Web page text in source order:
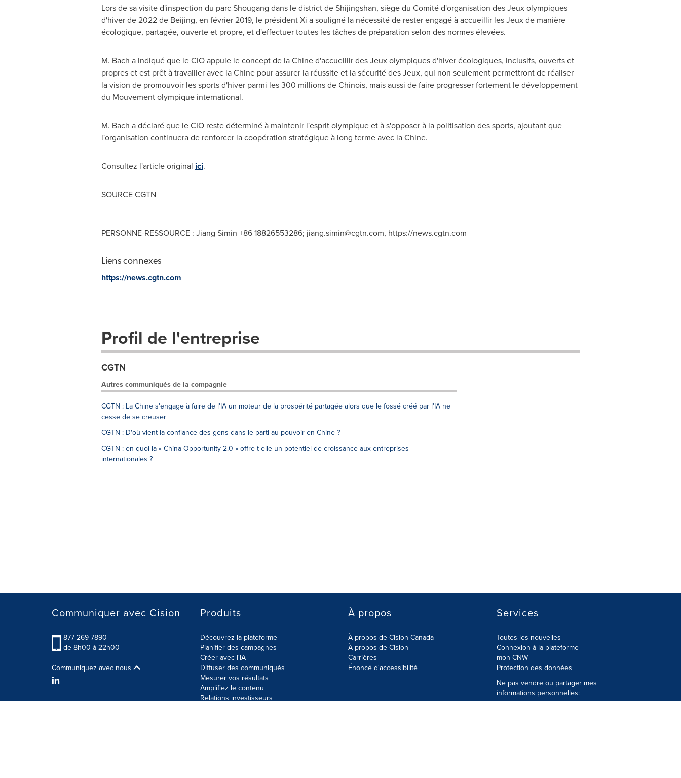
Lors desa visite d'inspection du parc Shougang dans le district de Shijingshan, siège du Comité d'organisation des Jeux olympiques
d'hiver de 2022 de Beijing, en février 2019, le président Xi a souligné la nécessité de rester engagé à accueillir les Jeux de manière
écologique, partagée, ouverte et propre, et d'effectuer toutes les tâches de préparation selon des normes élevées.
M. Bach a indiqué que le CIO appuie le concept de la Chine d'accueillir des Jeux olympiques d'hiver écologiques, inclusifs, ouverts et
propres et est prêt à travailler avec la Chine pour assurer la réussite et la sécurité des Jeux, qui non seulement permettront de réaliser
la vision de promouvoir les sports d'hiver parmi les 300 millions de Chinois, mais aussi de faire progresser fortement le développement
du Mouvement olympique international.
M. Bach a déclaré que le CIO reste déterminé à maintenir l'esprit olympique et à s'opposer à la politisation des sports, ajoutant que
l'organisation continuera de renforcer la coopération stratégique à long terme avec la Chine.
Consultez l'article original ici.
SOURCE CGTN
PERSONNE-RESSOURCE : Jiang Simin +86 18826553286; jiang.simin@cgtn.com, https://news.cgtn.com
Liens connexes
https://news.cgtn.com
Profil de l'entreprise
CGTN
Autres communiqués de la compagnie
CGTN : La Chine s'engage à faire de l'IA un moteur de la prospérité partagée alors que le fossé créé par l'IA ne
cesse de se creuser
CGTN : D'où vient la confiance des gens dans le parti au pouvoir en Chine ?
CGTN : en quoi la « China Opportunity 2.0 » offre-t-elle un potentiel de croissance aux entreprises
internationales ?
Communiquer avec Cision
877-269-7890
de 8h00 à 22h00
Communiquez avec nous
Produits
Découvrez la plateforme
Planifier des campagnes
Créer avec l'IA
Diffuser des communiqués
Mesurer vos résultats
Amplifiez le contenu
Relations investisseurs
À propos
À propos de Cision Canada
À propos de Cision
Carrières
Énoncé d'accessibilité
Services
Toutes les nouvelles
Connexion à la plateforme
mon CNW
Protection des données
Ne pas vendre ou partager mes
informations personnelles: